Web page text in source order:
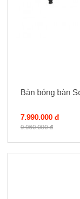
Bàn bóng bàn
7.990.000 đ
9.960.000 đ